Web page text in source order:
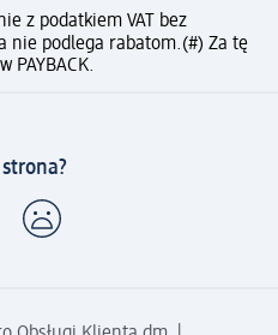
z podatkiem VAT bez
nie podlega rabatom.(#) Za tę
PAYBACK.